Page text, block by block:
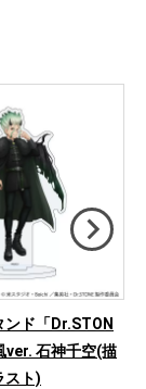
ンド「Dr.STON
ver. 石神千空(描
スト)